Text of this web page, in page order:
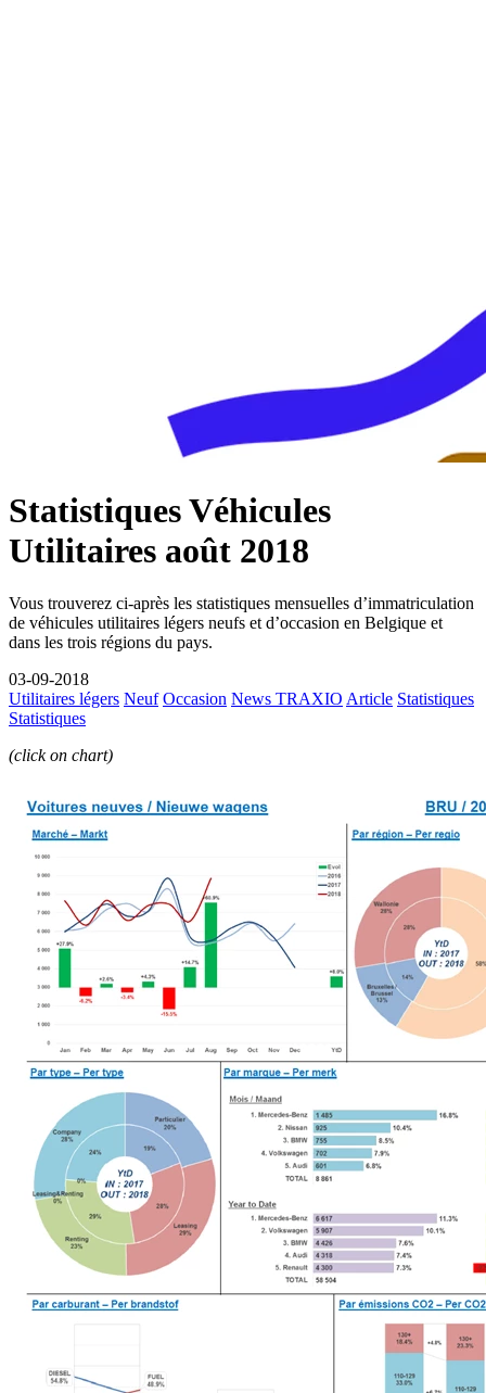
Statistiques Véhicules
Utilitaires août 2018
Vous trouverez ci-après les statistiques mensuelles d’immatriculation
de véhicules utilitaires légers neufs et d’occasion en Belgique et
dans les trois régions du pays.
03-09-2018
Utilitaires légers Neuf Occasion News TRAXIO Article Statistiques
Statistiques
(click on chart)